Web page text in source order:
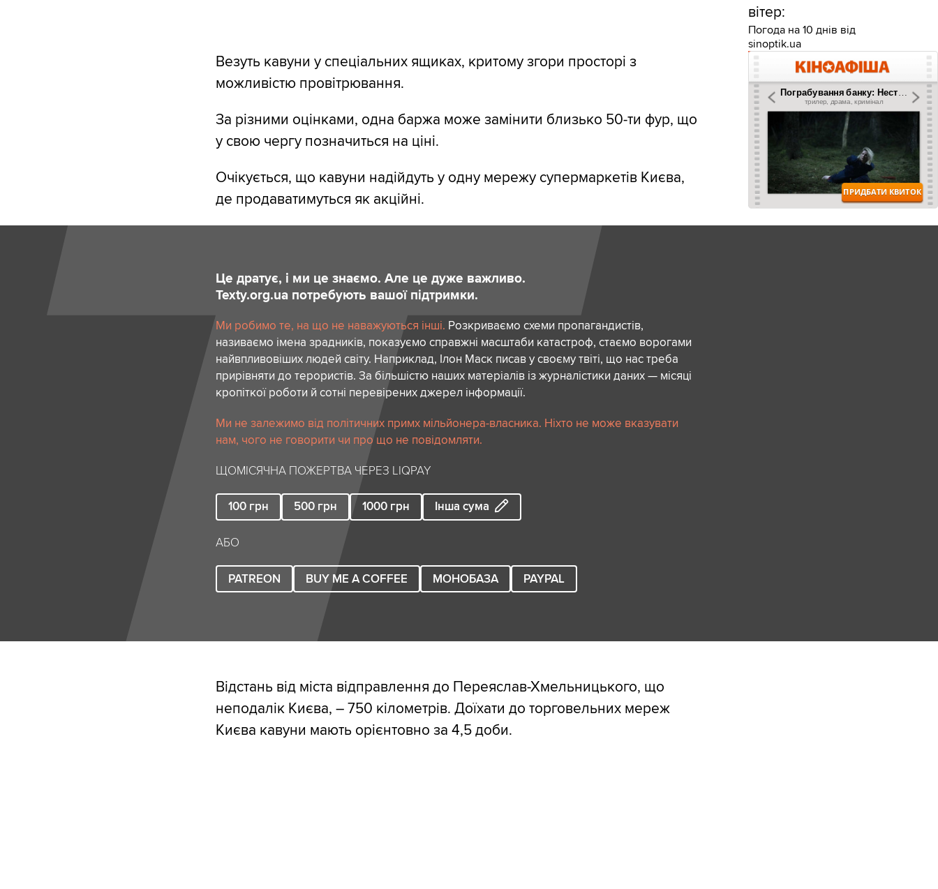
Везуть кавуни у спеціальних ящиках, критому згори просторі з
можливістю провітрювання.
За різними оцінками, одна баржа може замінити близько 50-ти фур, що
у свою чергу позначиться на ціні.
Очікується, що кавуни надійдуть у одну мережу супермаркетів Києва,
де продаватимуться як акційні.
Це дратує, і ми це знаємо. Але це дуже важливо.
Texty.org.ua потребують вашої підтримки.
Ми робимо те, на що не наважуються інші. Розкриваємо схеми пропагандистів,
називаємо імена зрадників, показуємо справжні масштаби катастроф, стаємо ворогами
найвпливовіших людей світу. Наприклад, Ілон Маск писав у своєму твіті, що нас треба
прирівняти до терористів. За більшістю наших матеріалів із журналістики даних — місяці
кропіткої роботи й сотні перевірених джерел інформації.
Ми не залежимо від політичних примх мільйонера-власника. Ніхто не може вказувати
нам, чого не говорити чи про що не повідомляти.
ЩОМІСЯЧНА ПОЖЕРТВА ЧЕРЕЗ LIQPAY
100 грн 500 грн 1000 грн Інша сума
АБО
PATREON BUY ME A COFFEE МОНОБАЗА PAYPAL
Відстань від міста відправлення до Переяслав-Хмельницького, що
неподалік Києва, – 750 кілометрів. Доїхати до торговельних мереж
Києва кавуни мають орієнтовно за 4,5 доби.
вітер:
Погода на 10 днів від
sinoptik.ua